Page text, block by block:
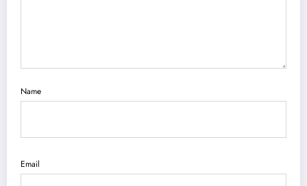
Name
Email